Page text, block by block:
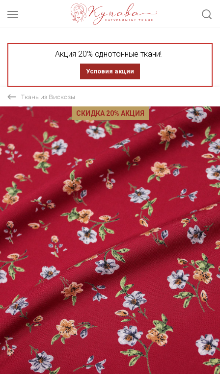
Акция 20% однотонные ткани!
Условия акции
Ткань из Вискозы
СКИДКА 20% АКЦИЯ